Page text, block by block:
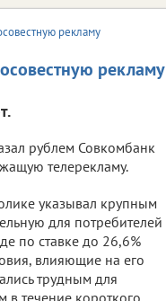
рекламу
рекламу
рублем Совкомбанк
телерекламу.
указывал крупным
для потребителей
по ставке до 26,6%
влияющие на его
трудным для
течение короткого